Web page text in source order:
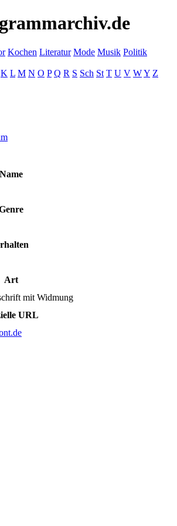
Kochen Literatur Mode Musik Politik
K L M N O P Q R S Sch St T U V WY Z
Name
Art
mit Widmung
URL